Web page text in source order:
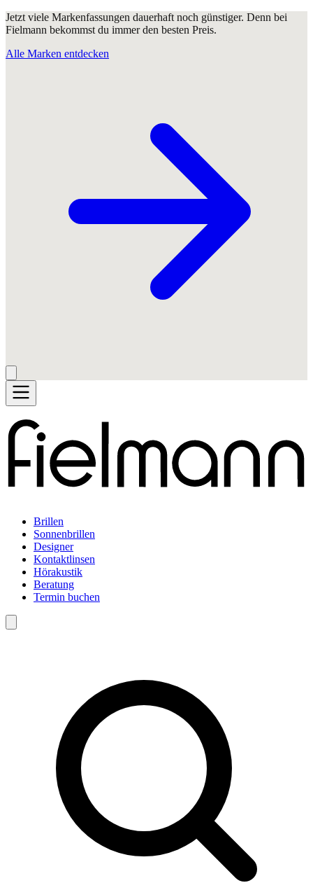
Jetzt viele Markenfassungen dauerhaft noch günstiger. Denn bei
Fielmann bekommst du immer den besten Preis.
Alle Marken entdecken
Brillen
Sonnenbrillen
Designer
Kontaktlinsen
Hörakustik
Beratung
Termin buchen